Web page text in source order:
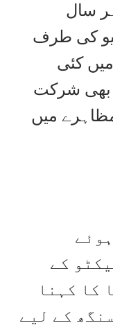
سال
کی طرف
کئی
بھی شرکت
میں
کے
کا کہنا
کے لیے